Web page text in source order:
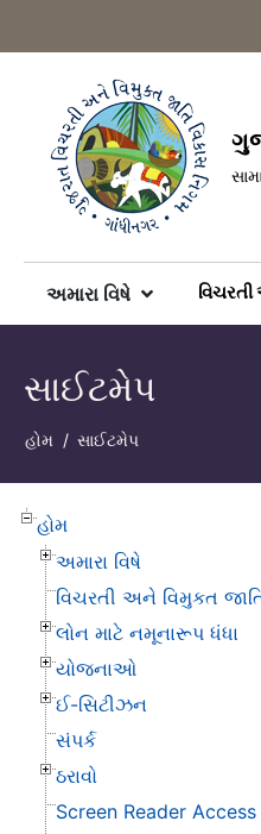
અમારા વિષે
સાઈટમેપ
હોમ સાઈટમેપ
હોમ
અમારા વિષે
વિચરતી અને વિમુકત
લોન માટે નમૂનારૂપ ધંધા
યોજનાઓ
ઈ-સિટીઝન
સંપર્ક
ઠરાવો
Screen Reader Access